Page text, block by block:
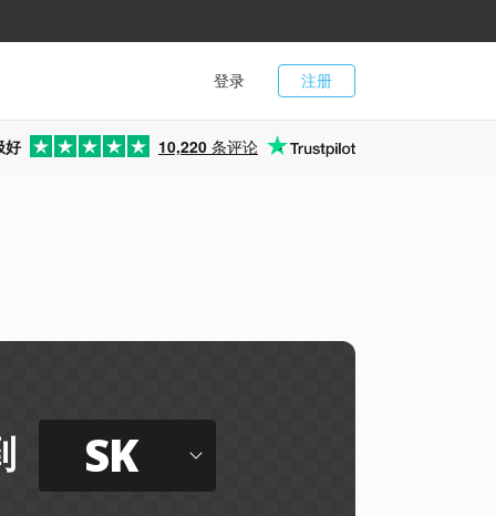
注册
登录
好 10,220 条评论
SK